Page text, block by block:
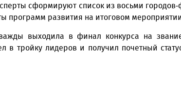
сформируют список из восьми
программ развития на итоговом
выходила в финал конкурса на
в тройку лидеров и получил почетный